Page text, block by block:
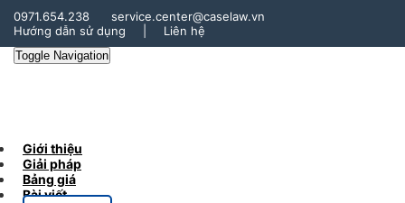
0971.654.238
service.center@caselaw.vn
Hướng dẫn sử dụng
Liên hệ
Toggle Navigation
Giới thiệu
Giải pháp
Bảng giá
Bài viết